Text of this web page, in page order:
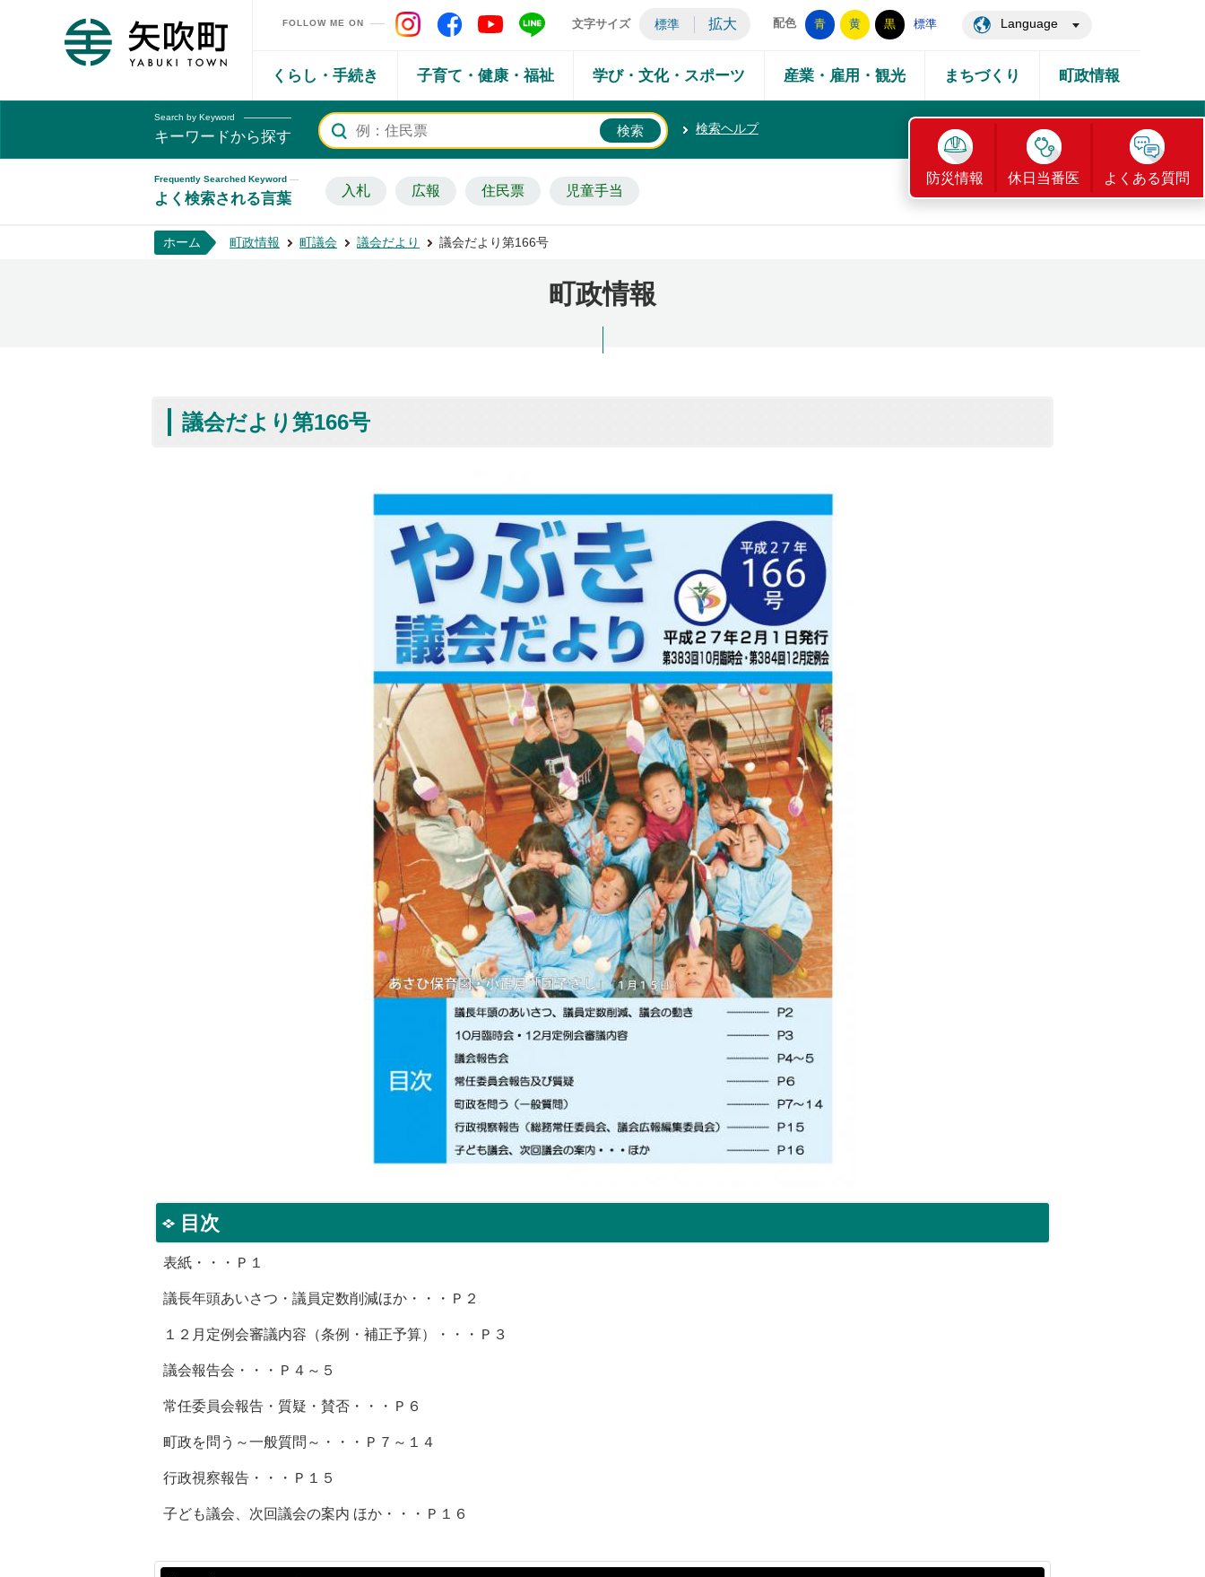
矢吹町ホームページ
FOLLOW ME ON 矢吹町 Instagram
矢吹町 Facebook
矢吹町 YouTube
矢吹町 LINE
文字サイズ 標準 拡大 配色 青 黄 黒 標準 Language
くらし・手続き 子育て・健康・福祉 学び・文化・スポーツ 産業・雇用・観光 まちづくり 町政情報
Search by Keyword
キーワードから探す 検索ヘルプ
Frequently Searched Keyword
よく検索される言葉 入札 広報 住民票 児童手当
防災情報 休日当番医 よくある質問
ホーム 町政情報 町議会 議会だより 議会だより第166号
町政情報
議会だより第166号
目次
表紙・・・Ｐ１
議長年頭あいさつ・議員定数削減ほか・・・Ｐ２
１２月定例会審議内容（条例・補正予算）・・・Ｐ３
議会報告会・・・Ｐ４～５
常任委員会報告・質疑・賛否・・・Ｐ６
町政を問う～一般質問～・・・Ｐ７～１４
行政視察報告・・・Ｐ１５
子ども議会、次回議会の案内 ほか・・・Ｐ１６